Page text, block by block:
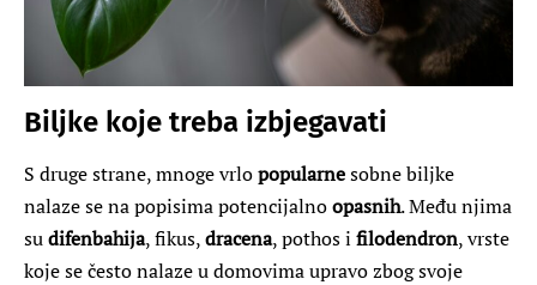
Biljke koje treba izbjegavati
S druge strane, mnoge vrlopopularnesobne biljke
nalaze se na popisima potencijalnoopasnih. Među njima
sudifenbahija, fikus,dracena, pothos i filodendron, vrste
koje se često nalaze u domovima upravo zbog svoje